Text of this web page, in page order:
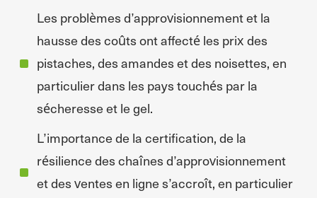
Les problèmes d’approvisionnement et la
hausse des coûts ont affecté les prix des
pistaches, des amandes et des noisettes, en
particulier dans les pays touchés par la
sécheresse et le gel.
L’importance de la certification, de la
résilience des chaînes d’approvisionnement
et des ventes en ligne s’accroît, en particulier